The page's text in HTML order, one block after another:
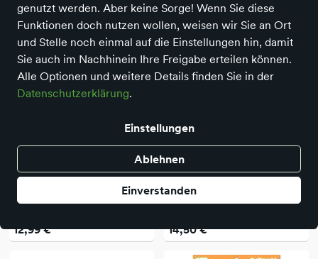
genutzt werden. Aber keine Sorge! Wenn Sie diese
Funktionen doch nutzen wollen, weisen wir Sie an Ort
und Stelle noch einmal auf die Einstellungen hin, damit
Sie auch im Nachhinein Ihre Freigabe erteilen können.
Alle Optionen und weitere Details finden Sie in der
Datenschutzerklärung.
Einstellungen
Ablehnen
Einverstanden
Djeco
Djeco – DIY Kreisel Hypno
12,99 €
Djeco
Djeco – Entdeckerpuzzle
14,50 €